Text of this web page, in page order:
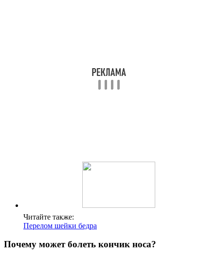
Читайте также:
Перелом шейки бедра
Почему может болеть кончик носа?